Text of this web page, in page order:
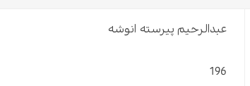
عبدالرحیم پیرسته انوشه
196